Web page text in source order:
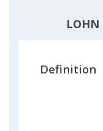
LOHN
Definition